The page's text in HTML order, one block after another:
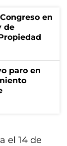
en
de
paro en
el 14 de